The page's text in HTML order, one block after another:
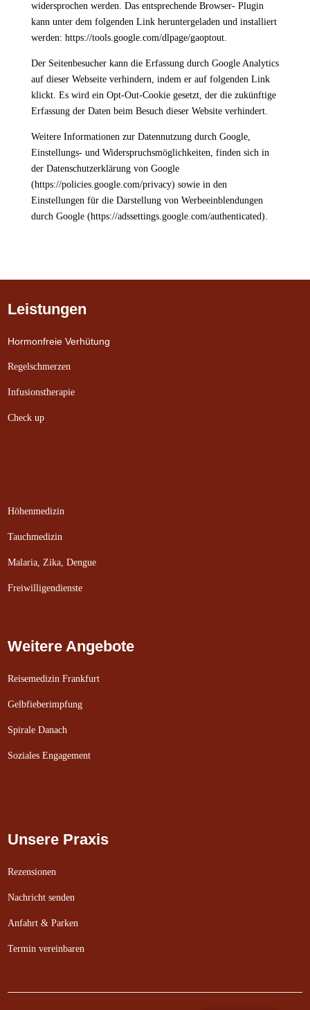
widersprochen werden. Das entsprechende Browser- Plugin
kann unter dem folgenden Link heruntergeladen und installiert
werden: https://tools.google.com/dlpage/gaoptout.
Der Seitenbesucher kann die Erfassung durch Google Analytics
auf dieser Webseite verhindern, indem er auf folgenden Link
klickt. Es wird ein Opt-Out-Cookie gesetzt, der die zukünftige
Erfassung der Daten beim Besuch dieser Website verhindert.
Weitere Informationen zur Datennutzung durch Google,
Einstellungs- und Widerspruchsmöglichkeiten, finden sich in
der Datenschutzerklärung von Google
(https://policies.google.com/privacy) sowie in den
Einstellungen für die Darstellung von Werbeeinblendungen
durch Google (https://adssettings.google.com/authenticated).
Leistungen
Hormonfreie Verhütung
Regelschmerzen
Infusionstherapie
Check up
Höhenmedizin
Tauchmedizin
Malaria, Zika, Dengue
Freiwilligendienste
Weitere Angebote
Reisemedizin Frankfurt
Gelbfieberimpfung
Spirale Danach
Soziales Engagement
Unsere Praxis
Rezensionen
Nachricht senden
Anfahrt & Parken
Termin vereinbaren